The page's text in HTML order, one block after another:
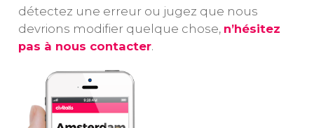
détectez une erreur ou jugez que nous
devrions modifier quelque chose, n’hésitez
pas à nous contacter.